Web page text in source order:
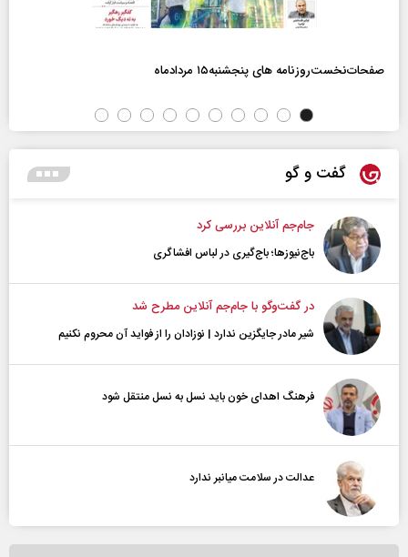
صفحات‌نخست‌روزنامه ها‌ی پنجشنبه‌۱۵ مردادماه
گفت و گو
جام‌جم آنلاین بررسی کرد
باج‌نیوزها؛ باج‌گیری در لباس افشاگری
در گفت‌و‌گو با جام‌جم آنلاین مطرح شد
شیر مادر جایگزین ندارد | نوزادان را از فواید آن محروم نکنیم
فرهنگ اهدای خون باید نسل به نسل منتقل شود
عدالت در سلامت میانبر ندارد